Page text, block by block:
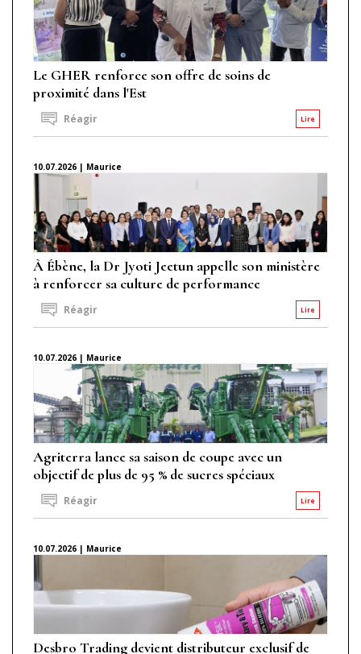
Le GHER renforce son offre de soins de
proximité dans l'Est
Lire
Réagir
10.07.2026 | Maurice
À Ébène, la Dr Jyoti Jeetun appelle son ministère
à renforcer sa culture de performance
Lire
Réagir
10.07.2026 | Maurice
Agriterra lance sa saison de coupe avec un
objectif de plus de 95 % de sucres spéciaux
Lire
Réagir
10.07.2026 | Maurice
Desbro Trading devient distributeur exclusif de